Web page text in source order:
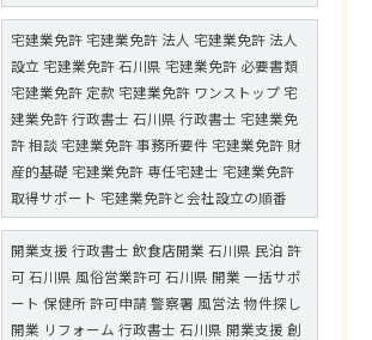
宅建業免許 宅建業免許 法人 宅建業免許 法人
設立 宅建業免許 石川県 宅建業免許 必要書類
宅建業免許 定款 宅建業免許 ワンストップ 宅
建業免許 行政書士 石川県 行政書士 宅建業免
許 相談 宅建業免許 事務所要件 宅建業免許 財
産的基礎 宅建業免許 専任宅建士 宅建業免許
取得サポート 宅建業免許と会社設立の順番
開業支援 行政書士 飲食店開業 石川県 民泊 許
可 石川県 風俗営業許可 石川県 開業 一括サポ
ート 保健所 許可申請 警察署 風営法 物件探し
開業 リフォーム 行政書士 石川県 開業支援 創